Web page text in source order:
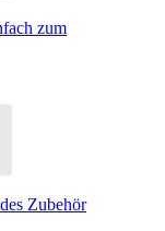
zum
Zubehör